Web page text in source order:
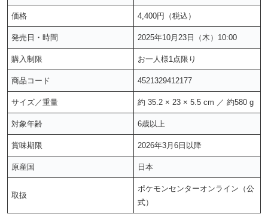
価格 4,400円（税込）
発売日・時間 2025年10月23日（木）10:00
購入制限 お一人様1点限り
商品コード 4521329412177
サイズ／重量 約 35.2 × 23 × 5.5 cm ／ 約580 g
対象年齢 6歳以上
賞味期限 2026年3月6日以降
原産国 日本
取扱
ポケモンセンターオンライン（公
式）